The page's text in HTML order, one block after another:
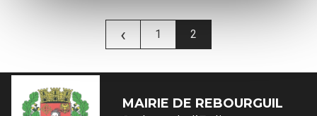
‹ 1 2
MAIRIE DE REBOURGUIL